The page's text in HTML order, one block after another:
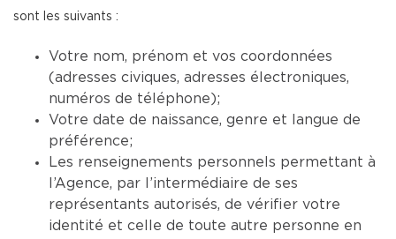
sont les suivants :
Votre nom, prénom et vos coordonnées
(adresses civiques, adresses électroniques,
numéros de téléphone);
Votre date de naissance, genre et langue de
préférence;
Les renseignements personnels permettant à
l’Agence, par l’intermédiaire de ses
représentants autorisés, de vérifier votre
identité et celle de toute autre personne en